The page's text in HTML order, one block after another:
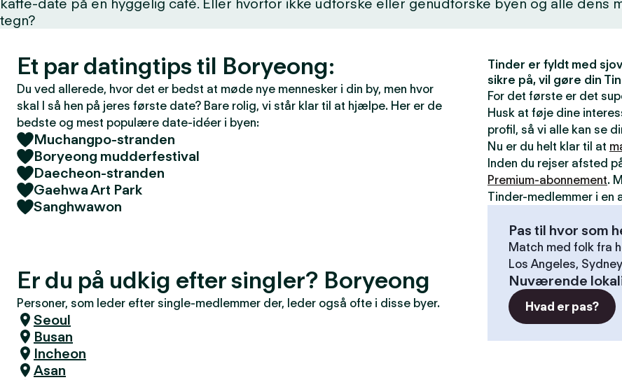
e
kaffe-date på en hyggelig café. Eller hvorfor ikke udforske eller genudforske byen og alle dens
tegn?
Et par datingtips til Boryeong:
Du ved allerede, hvor det er bedst at møde nye mennesker i din by, men hvor
skal I så hen på jeres første date? Bare rolig, vi står klar til at hjælpe. Her er de
bedste og mest populære date-idéer i byen:
Muchangpo-stranden
Boryeong mudderfestival
Daecheon-stranden
Gaehwa Art Park
Sanghwawon
Er du på udkig efter singler? Boryeong
Personer, som leder efter single-medlemmer der, leder også ofte i disse byer.
Seoul
Busan
Incheon
Asan
Tinder er fyldt med
sikre på, vil gøre din
For det første er det
Husk at føje dine
profil, så vi alle kan se
Nu er du helt klar til at
Inden du rejser afsted
Premium-abonnement.
Tinder-medlemmer i en
Pas til hvor som
Match med folk fra
Los Angeles,
Nuværende
Hvad er pas?